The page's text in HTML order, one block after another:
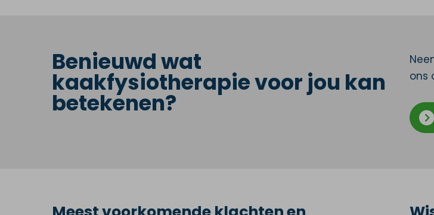
Benieuwd wat
kaakfysiotherapie voor jou kan
betekenen?
ons